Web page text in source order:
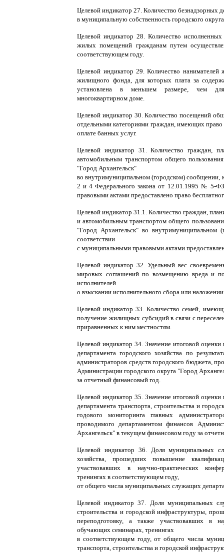
Целевой индикатор 27. Количество
в муниципальную собственность городского
Целевой индикатор 28. Количество
жилых помещений гражданам путем
соответствующем году.
Целевой индикатор 29. Количество
жилищного фонда, для которых плата за
установлена в меньшем размере, чем
многоквартирном доме.
Целевой индикатор 30. Количество посещений
отдельными категориями граждан, имеющих
оплате банных услуг.
Целевой индикатор 31. Количество граждан,
автомобильным транспортом общего
"Город Архангельск"
во внутримуниципальном (городском) сообщении,
2 и 4 Федерального закона от 12.01.1995 № 5-
правовыми актами предоставлено право
Целевой индикатор 31.1. Количество граждан,
и автомобильным транспортом общего
"Город Архангельск" во внутримуниципальном
соответствии
с муниципальными правовыми актами
Целевой индикатор 32. Удельный вес
мировых соглашений по возмещению вреда и
исполнителей
о взыскании исполнительного сбора или
Целевой индикатор 33. Количество семей,
получение жилищных субсидий в связи с
приравненных к ним местностям.
Целевой индикатор 34. Значение итоговой
департамента городского хозяйства по
администраторов средств городского бюджета,
Администрации городского округа "Город
за отчетный финансовый год.
Целевой индикатор 35. Значение итоговой
департамента транспорта, строительства и
годового мониторинга главных
проводимого департаментом финансов
Архангельск" в текущем финансовом году за
Целевой индикатор 36. Доля муниципальных
хозяйства, прошедших повышение
участвовавших в научно-практических
тренингах в соответствующем году,
от общего числа муниципальных служащих
Целевой индикатор 37. Доля муниципальных
строительства и городской инфраструктуры,
переподготовку, а также участвовавших в
обучающих семинарах, тренингах
в соответствующем году, от общего числа
транспорта, строительства и городской